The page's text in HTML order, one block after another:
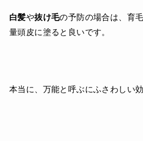
白髪や抜け毛の予防の場合は、育
量頭皮に塗ると良いです。
本当に、万能と呼ぶにふさわしい